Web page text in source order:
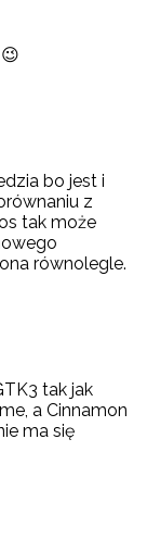
bo jest i
z
tak może
równolegle.
tak jak
a Cinnamon
ma się